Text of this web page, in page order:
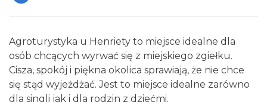
Agroturystyka u Henriety to miejsce idealne dla
osób chcących wyrwać się z miejskiego zgiełku.
Cisza, spokój i piękna okolica sprawiają, że nie chce
się stąd wyjeżdżać. Jest to miejsce idealne zarówno
dla singli jak i dla rodzin z dziećmi.